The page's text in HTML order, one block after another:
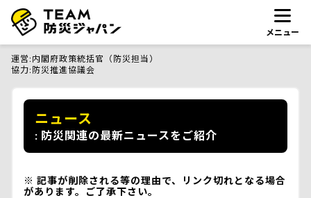
メニュー
運営 内閣府政策統括官（防災担当）
協力 防災推進協議会
ニュース
防災関連の最新ニュースをご紹介
記事が削除される等の理由で、リンク切れとなる場合
があります。ご了承下さい。